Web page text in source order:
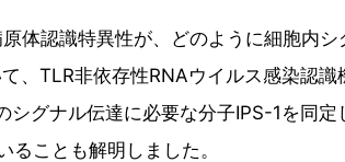
体認識特異性が、どのように細胞内シ
、TLR非依存性RNAウイルス感染認識
グナル伝達に必要な分子IPS-1を同定
ことも解明しました。